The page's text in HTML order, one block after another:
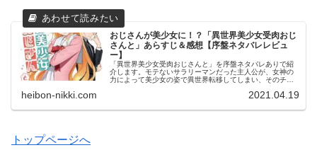
おじさんが美少女に！？「異世界美少女受肉おじ
さんと」あらすじ＆感想【序盤ネタバレレビュ
ー】
「異世界美少女受肉おじさんと」を序盤ネタバレありで紹
介します。モテないサラリーマンだった主人公が、女神の
力によって美少女の姿で異世界転移してしまい、そのチー
気になりながら冒険します。おっさんと元おっさんの変則
heibon-nikki.com 2021.04.19
トップページへ